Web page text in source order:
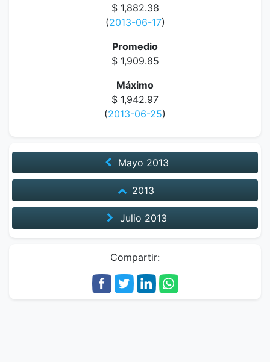
$ 1,882.38
(2013-06-17)
Promedio
$ 1,909.85
Máximo
$ 1,942.97
(2013-06-25)
Mayo 2013
2013
Julio 2013
Compartir: